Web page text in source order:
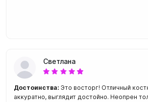
Светлана
Достоинства: Это восторг! Отличный
аккуратно, выглядит достойно. Неопрен